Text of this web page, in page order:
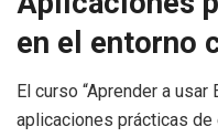
en el entorno
El curso “Aprender a
aplicaciones prácticas de